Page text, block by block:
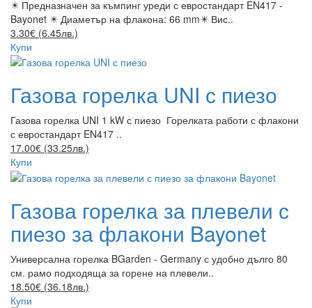
✴️ Предназначен за къмпинг уреди с евростандарт EN417 -
Bayonet ✴️ Диаметър на флакона: 66 mm✴️ Вис..
3.30€ (6.45лв.)
Купи
Газова горелка UNI с пиезо
Газова горелка UNI 1 kW с пиезо Горелката работи с флакони
с евростандарт EN417 ..
17.00€ (33.25лв.)
Купи
Газова горелка за плевели с
пиезо за флакони Bayonet
Универсална горелка BGarden - Germany с удобно дълго 80
см. рамо подходяща за горене на плевели..
18.50€ (36.18лв.)
Купи